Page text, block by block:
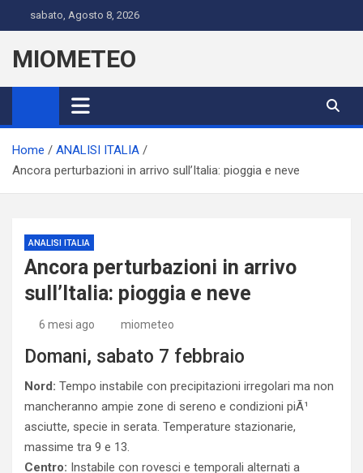
to
content
sabato, Agosto 8, 2026
MIOMETEO
Home
ANALISI ITALIA
Ancora perturbazioni in arrivo sull’Italia: pioggia e neve
ANALISI ITALIA
Ancora perturbazioni in arrivo
sull’Italia: pioggia e neve
6 mesi ago miometeo
Domani, sabato 7 febbraio
Nord: Tempo instabile con precipitazioni irregolari ma non
mancheranno ampie zone di sereno e condizioni piÃ¹
asciutte, specie in serata. Temperature stazionarie,
massime tra 9 e 13.
Centro: Instabile con rovesci e temporali alternati a